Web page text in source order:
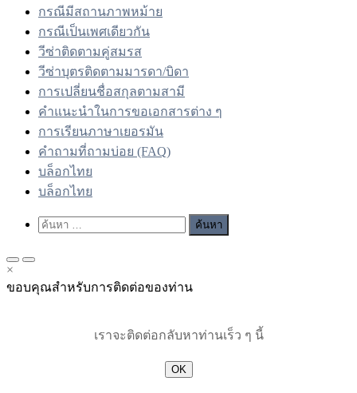
กรณีมีสถานภาพหม้าย
กรณีเป็นเพศเดียวกัน
วีซ่าติดตามคู่สมรส
วีซ่าบุตรติดตามมารดา/บิดา
การเปลี่ยนชื่อสกุลตามสามี
คำแนะนำในการขอเอกสารต่าง ๆ
การเรียนภาษาเยอรมัน
คำถามที่ถามบ่อย (FAQ)
บล็อกไทย
บล็อกไทย
Show
Search
ค้นหา
Primary
for
Primary
for
×
ขอบคุณสำหรับการติดต่อของท่าน
เราจะติดต่อกลับหาท่านเร็ว ๆ นี้
OK